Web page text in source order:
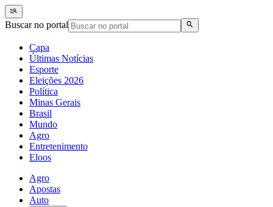
Buscar no portal
Capa
Últimas Notícias
Esporte
Eleições 2026
Política
Minas Gerais
Brasil
Mundo
Agro
Entretenimento
Eloos
Agro
Apostas
Auto